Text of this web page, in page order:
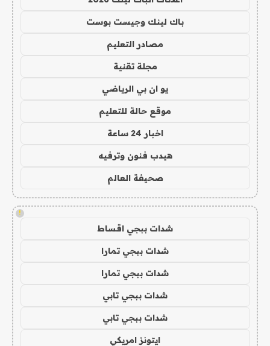
باك لينك وجيست بوست
مصادر التعليم
مجلة تقنية
يو ان بي الرياضي
موقع حالة للتعليم
اخبار 24 ساعة
هيدب فنون وترفيه
صحيفة العالم
!
شدات ببجي اقساط
شدات ببجي تمارا
شدات ببجي تمارا
شدات ببجي تابي
شدات ببجي تابي
ايتونز امريكي